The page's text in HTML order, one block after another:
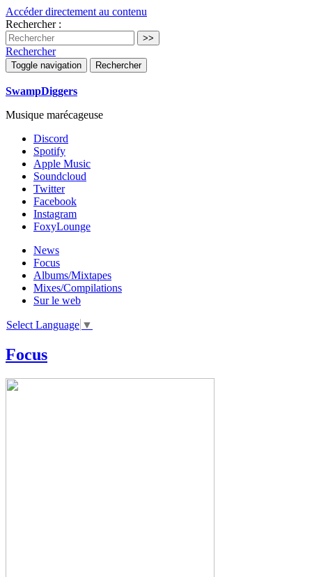
Accéder directement au contenu
Rechercher :
Rechercher
Toggle navigation Rechercher
SwampDiggers
Musique marécageuse
Discord
Spotify
Apple Music
Soundcloud
Twitter
Facebook
Instagram
FoxyLounge
News
Focus
Albums/Mixtapes
Mixes/Compilations
Sur le web
Select Language ▼
Focus